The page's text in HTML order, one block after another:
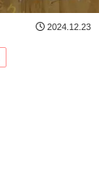
2024.12.23